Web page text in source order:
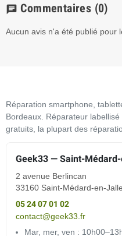
chat Commentaires (0)
Aucun avis n'a été publié pour
Réparation smartphone,
Bordeaux. Réparateur
gratuits, la plupart des
Geek33 — Saint-
2 avenue Berlincan
33160 Saint-Médard-en-
05 24 07 01 02
contact@geek33.fr
Mar, mer, ven :